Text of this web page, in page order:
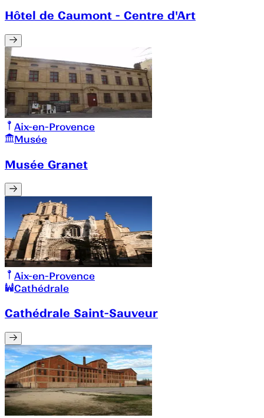
Hôtel de Caumont - Centre d'Art
Aix-en-Provence
Musée
Musée Granet
Aix-en-Provence
Cathédrale
Cathédrale Saint-Sauveur